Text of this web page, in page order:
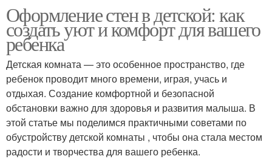
Оформление стен в детской: как
создать уют и комфорт для вашего
ребенка
Детская комната — это особенное пространство, где
ребенок проводит много времени, играя, учась и
отдыхая. Создание комфортной и безопасной
обстановки важно для здоровья и развития малыша. В
этой статье мы поделимся практичными советами по
обустройству детской комнаты , чтобы она стала местом
радости и творчества для вашего ребенка.